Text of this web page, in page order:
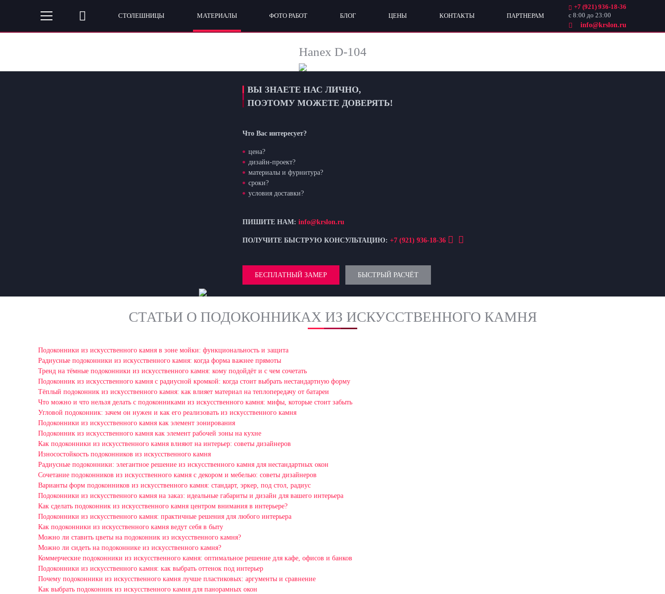
СТОЛЕШНИЦЫ МАТЕРИАЛЫ ФОТО РАБОТ БЛОГ ЦЕНЫ КОНТАКТЫ ПАРТНЕРАМ
+7 (921) 936-18-36
с 8:00 до 23:00
info@krslon.ru
Hanex D-104
ВЫ ЗНАЕТЕ НАС ЛИЧНО,
ПОЭТОМУ МОЖЕТЕ ДОВЕРЯТЬ!
Что Вас интересует?
цена?
дизайн-проект?
материалы и фурнитура?
сроки?
условия доставки?
ПИШИТЕ НАМ: info@krslon.ru
ПОЛУЧИТЕ БЫСТРУЮ КОНСУЛЬТАЦИЮ: +7 (921) 936-18-36
БЕСПЛАТНЫЙ ЗАМЕР БЫСТРЫЙ РАСЧЁТ
СТАТЬИ О ПОДОКОННИКАХ ИЗ ИСКУССТВЕННОГО КАМНЯ
Подоконники из искусственного камня в зоне мойки: функциональность и защита
Радиусные подоконники из искусственного камня: когда форма важнее прямоты
Тренд на тёмные подоконники из искусственного камня: кому подойдёт и с чем сочетать
Подоконник из искусственного камня с радиусной кромкой: когда стоит выбрать нестандартную форму
Тёплый подоконник из искусственного камня: как влияет материал на теплопередачу от батареи
Что можно и что нельзя делать с подоконниками из искусственного камня: мифы, которые стоит забыть
Угловой подоконник: зачем он нужен и как его реализовать из искусственного камня
Подоконники из искусственного камня как элемент зонирования
Подоконник из искусственного камня как элемент рабочей зоны на кухне
Как подоконники из искусственного камня влияют на интерьер: советы дизайнеров
Износостойкость подоконников из искусственного камня
Радиусные подоконники: элегантное решение из искусственного камня для нестандартных окон
Сочетание подоконников из искусственного камня с декором и мебелью: советы дизайнеров
Варианты форм подоконников из искусственного камня: стандарт, эркер, под стол, радиус
Подоконники из искусственного камня на заказ: идеальные габариты и дизайн для вашего интерьера
Как сделать подоконник из искусственного камня центром внимания в интерьере?
Подоконники из искусственного камня: практичные решения для любого интерьера
Как подоконники из искусственного камня ведут себя в быту
Можно ли ставить цветы на подоконник из искусственного камня?
Можно ли сидеть на подоконнике из искусственного камня?
Коммерческие подоконники из искусственного камня: оптимальное решение для кафе, офисов и банков
Подоконники из искусственного камня: как выбрать оттенок под интерьер
Почему подоконники из искусственного камня лучше пластиковых: аргументы и сравнение
Как выбрать подоконник из искусственного камня для панорамных окон